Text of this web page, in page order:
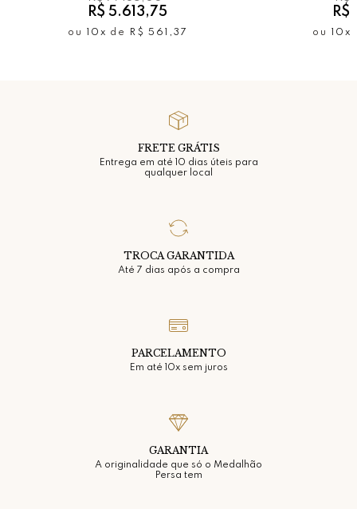
Comprimento da Corrente: 45 cm
*Gemas naturais podem apresentar variações de cores,
brilhos e texturas.
R$ 5.613,75
ou 10x de R$ 561,37 ou 10x
FRETE GRÁTIS
Entrega em até 10 dias úteis para
qualquer local
TROCA GARANTIDA
Até 7 dias após a compra
PARCELAMENTO
Em até 10x sem juros
GARANTIA
A originalidade que só o Medalhão
Persa tem